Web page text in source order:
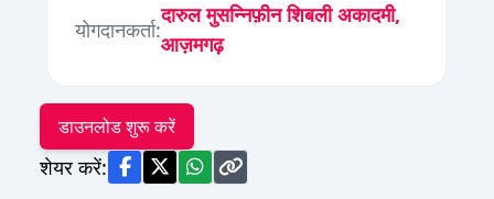
योगदानकर्ता:
दारुल मुसन्निफ़ीन शिबली अकादमी,
आज़मगढ़
डाउनलोड शुरू करें
शेयर करें: